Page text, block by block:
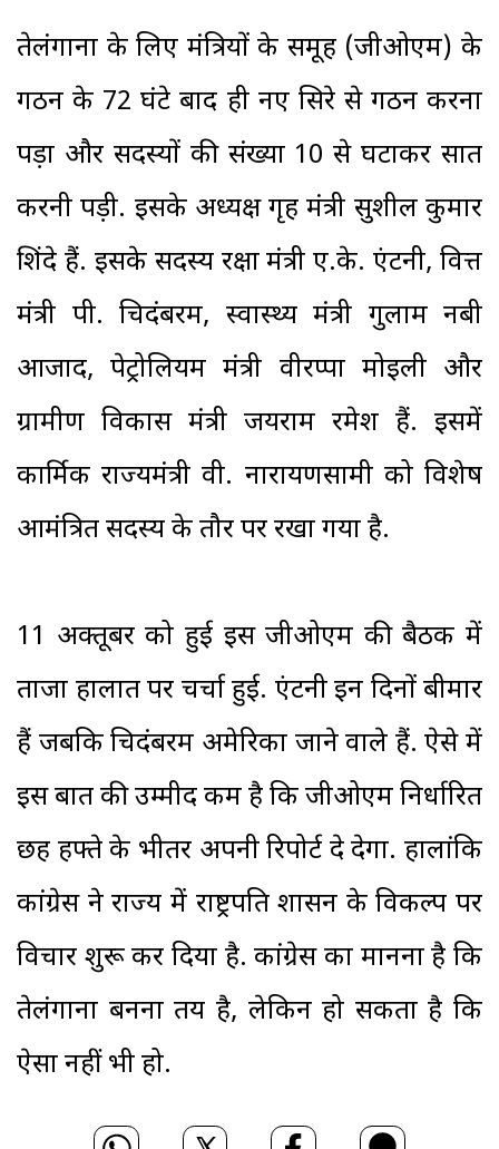
तेलंगाना के लिए मंत्रियों के समूह (जीओएम) के
गठन के 72 घंटे बाद ही नए सिरे से गठन करना
पड़ा और सदस्यों की संख्या 10 से घटाकर सात
करनी पड़ी. इसके अध्यक्ष गृह मंत्री सुशील कुमार
शिंदे हैं. इसके सदस्य रक्षा मंत्री ए.के. एंटनी, वित्त
मंत्री पी. चिदंबरम, स्वास्थ्य मंत्री गुलाम नबी
आजाद, पेट्रोलियम मंत्री वीरप्पा मोइली और
ग्रामीण विकास मंत्री जयराम रमेश हैं. इसमें
कार्मिक राज्यमंत्री वी. नारायणसामी को विशेष
आमंत्रित सदस्य के तौर पर रखा गया है.
11 अक्तूबर को हुई इस जीओएम की बैठक में
ताजा हालात पर चर्चा हुई. एंटनी इन दिनों बीमार
हैं जबकि चिदंबरम अमेरिका जाने वाले हैं. ऐसे में
इस बात की उम्मीद कम है कि जीओएम निर्धारित
छह हफ्ते के भीतर अपनी रिपोर्ट दे देगा. हालांकि
कांग्रेस ने राज्य में राष्ट्रपति शासन के विकल्प पर
विचार शुरू कर दिया है. कांग्रेस का मानना है कि
तेलंगाना बनना तय है, लेकिन हो सकता है कि
ऐसा नहीं भी हो.